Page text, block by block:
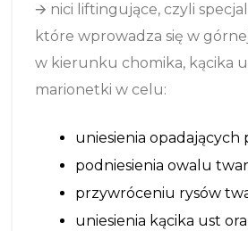
🡪 nici liftingujące, czyli
które wprowadza się w
w kierunku chomika, kącika
marionetki w celu:
uniesienia opadających
podniesienia owalu
przywróceniu rysów
uniesienia kącika ust